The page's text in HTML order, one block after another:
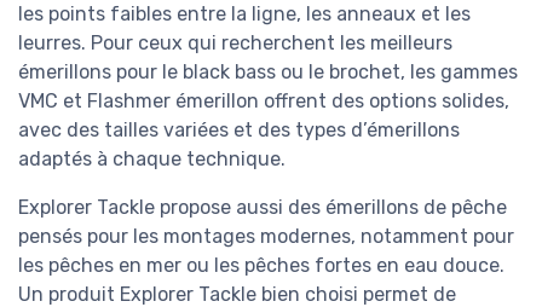
les points faibles entre la ligne, les anneaux et les
leurres. Pour ceux qui recherchent les meilleurs
émerillons pour le black bass ou le brochet, les gammes
VMC et Flashmer émerillon offrent des options solides,
avec des tailles variées et des types d’émerillons
adaptés à chaque technique.
Explorer Tackle propose aussi des émerillons de pêche
pensés pour les montages modernes, notamment pour
les pêches en mer ou les pêches fortes en eau douce.
Un produit Explorer Tackle bien choisi permet de